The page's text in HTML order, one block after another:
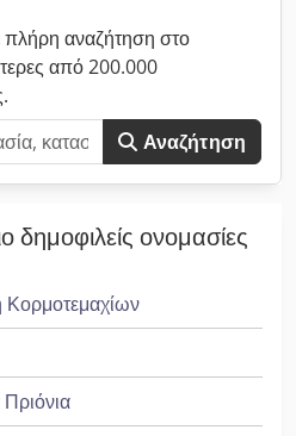
αναζήτηση στο
από 200.000
Αναζήτηση
δημοφιλείς ονομασίες